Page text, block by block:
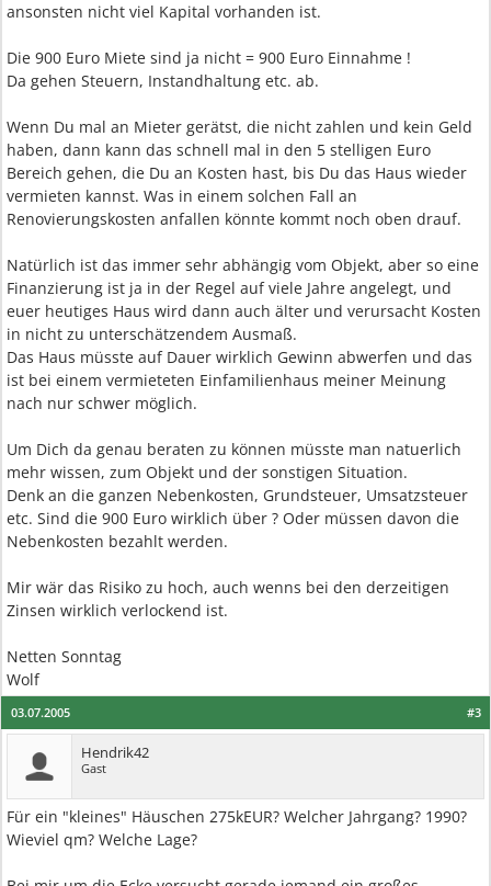
ansonsten nicht viel Kapital vorhanden ist.
Die 900 Euro Miete sind ja nicht = 900 Euro Einnahme !
Da gehen Steuern, Instandhaltung etc. ab.
Wenn Du mal an Mieter gerätst, die nicht zahlen und kein Geld
haben, dann kann das schnell mal in den 5 stelligen Euro
Bereich gehen, die Du an Kosten hast, bis Du das Haus wieder
vermieten kannst. Was in einem solchen Fall an
Renovierungskosten anfallen könnte kommt noch oben drauf.
Natürlich ist das immer sehr abhängig vom Objekt, aber so eine
Finanzierung ist ja in der Regel auf viele Jahre angelegt, und
euer heutiges Haus wird dann auch älter und verursacht Kosten
in nicht zu unterschätzendem Ausmaß.
Das Haus müsste auf Dauer wirklich Gewinn abwerfen und das
ist bei einem vermieteten Einfamilienhaus meiner Meinung
nach nur schwer möglich.
Um Dich da genau beraten zu können müsste man natuerlich
mehr wissen, zum Objekt und der sonstigen Situation.
Denk an die ganzen Nebenkosten, Grundsteuer, Umsatzsteuer
etc. Sind die 900 Euro wirklich über ? Oder müssen davon die
Nebenkosten bezahlt werden.
Mir wär das Risiko zu hoch, auch wenns bei den derzeitigen
Zinsen wirklich verlockend ist.
Netten Sonntag
Wolf
#3
03.07.2005
Hendrik42
Gast
Für ein "kleines" Häuschen 275kEUR? Welcher Jahrgang? 1990?
Wieviel qm? Welche Lage?